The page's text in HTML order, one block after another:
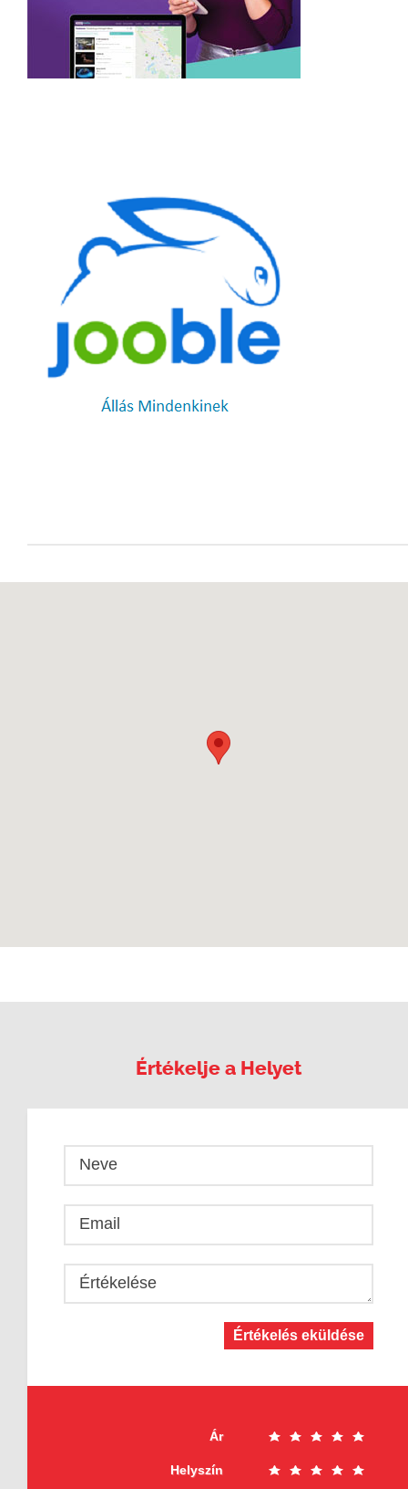
Értékelje a Helyet
Neve
Email
Értékelése
Értékelés eküldése
Ár
Helyszín